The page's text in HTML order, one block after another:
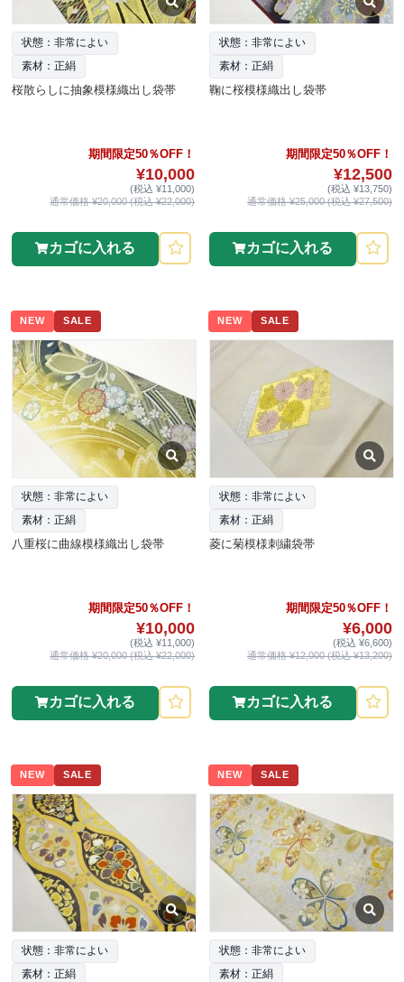
状態：非常によい
素材：正絹
桜散らしに抽象模様織出し袋帯
期間限定50％OFF！
¥10,000
(税込 ¥11,000)
通常価格 ¥20,000 (税込 ¥22,000)
カゴに入れる
状態：非常によい
素材：正絹
鞠に桜模様織出し袋帯
期間限定50％OFF！
¥12,500
(税込 ¥13,750)
通常価格 ¥25,000 (税込 ¥27,500)
カゴに入れる
NEW SALE
状態：非常によい
素材：正絹
八重桜に曲線模様織出し袋帯
期間限定50％OFF！
¥10,000
(税込 ¥11,000)
通常価格 ¥20,000 (税込 ¥22,000)
カゴに入れる
NEW SALE
状態：非常によい
素材：正絹
菱に菊模様刺繍袋帯
期間限定50％OFF！
¥6,000
(税込 ¥6,600)
通常価格 ¥12,000 (税込 ¥13,200)
カゴに入れる
NEW SALE
状態：非常によい
素材：正絹
NEW SALE
状態：非常によい
素材：正絹